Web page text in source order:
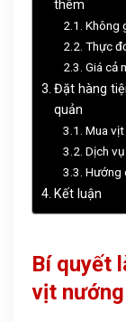
thêm
Không
Thực
Giá cả
Đặt hàng
quản
Mua vịt
Dịch
Hướng
Kết luận
Bí quyết
vịt